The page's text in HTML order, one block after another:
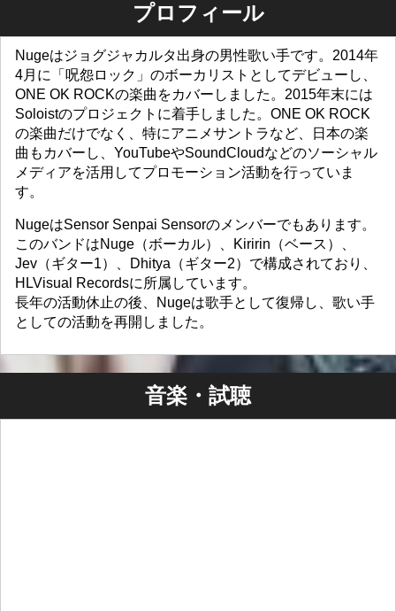
プロフィール
Nugeはジョグジャカルタ出身の男性歌い手です。2014年
4月に「呪怨ロック」のボーカリストとしてデビューし、
ONE OK ROCKの楽曲をカバーしました。2015年末には
Soloistのプロジェクトに着手しました。ONE OK ROCK
の楽曲だけでなく、特にアニメサントラなど、日本の楽
曲もカバーし、YouTubeやSoundCloudなどのソーシャル
メディアを活用してプロモーション活動を行っていま
す。
NugeはSensor Senpai Sensorのメンバーでもあります。
このバンドはNuge（ボーカル）、Kiririn（ベース）、
Jev（ギター1）、Dhitya（ギター2）で構成されており、
HLVisual Recordsに所属しています。
長年の活動休止の後、Nugeは歌手として復帰し、歌い手
としての活動を再開しました。
音楽・試聴